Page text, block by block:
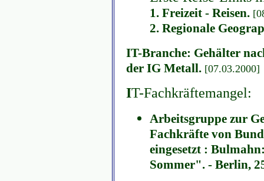
1. Freizeit - Reisen.
2. Regionale
IT-Branche: Gehälter
der IG Metall. [07.03.2000]
IT-Fachkräftemangel:
Arbeitsgruppe zur
Fachkräfte von
eingesetzt :
Sommer". - Berlin,